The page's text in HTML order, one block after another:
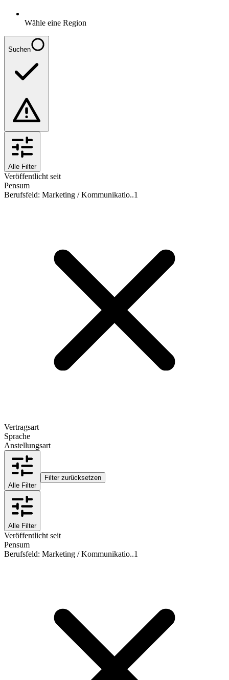
Wähle eine Region
Suchen
Alle Filter
Veröffentlicht seit
Pensum
Berufsfeld: Marketing / Kommunikatio..1
Vertragsart
Sprache
Anstellungsart
Alle Filter
Filter zurücksetzen
Alle Filter
Veröffentlicht seit
Pensum
Berufsfeld: Marketing / Kommunikatio..1